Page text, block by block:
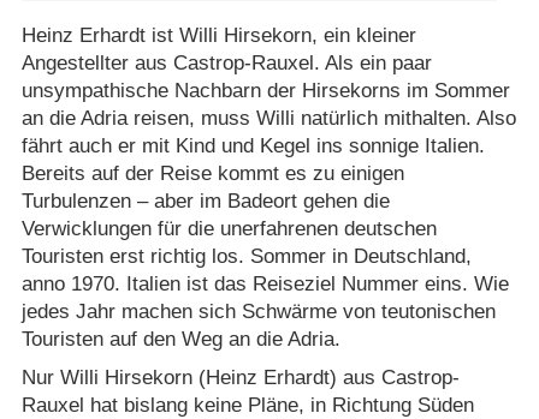
Heinz Erhardt ist Willi Hirsekorn, ein kleiner
Angestellter aus Castrop-Rauxel. Als ein paar
unsympathische Nachbarn der Hirsekorns im Sommer
an die Adria reisen, muss Willi natürlich mithalten. Also
fährt auch er mit Kind und Kegel ins sonnige Italien.
Bereits auf der Reise kommt es zu einigen
Turbulenzen – aber im Badeort gehen die
Verwicklungen für die unerfahrenen deutschen
Touristen erst richtig los. Sommer in Deutschland,
anno 1970. Italien ist das Reiseziel Nummer eins. Wie
jedes Jahr machen sich Schwärme von teutonischen
Touristen auf den Weg an die Adria.
Nur Willi Hirsekorn (Heinz Erhardt) aus Castrop-
Rauxel hat bislang keine Pläne, in Richtung Süden